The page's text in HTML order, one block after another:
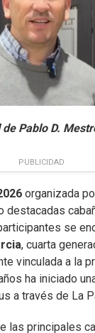
Pablo D.
PUBLICIDAD
organizada
destacadas
se
, cuarta
vinculada a la
ha iniciado
a través de La
las principales